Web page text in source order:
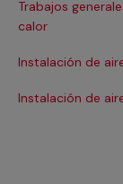
Trabajos
calor
Instalación de
Instalación de